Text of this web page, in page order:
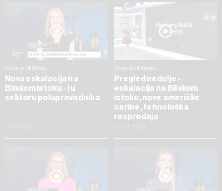
Connect Wrap
Nova eskalacija na
Bliskom istoku - i u
sektoru poluprovodnika
Connect Wrap
Pregled nedelje -
eskalacija na Bliskom
istoku, nove američke
carine, tehnološka
rasprodaja